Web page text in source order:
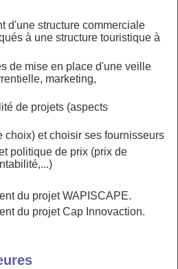
d'une structure commerciale
à une structure touristique à
de mise en place d'une veille
marketing,
de projets (aspects
choix) et choisir ses fournisseurs
politique de prix (prix de
du projet WAPISCAPE.
du projet Cap Innovaction.